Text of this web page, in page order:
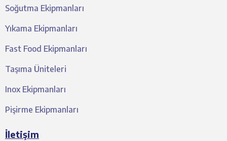
Soğutma Ekipmanları
Yıkama Ekipmanları
Fast Food Ekipmanları
Taşıma Üniteleri
Inox Ekipmanları
Pişirme Ekipmanları
İletişim